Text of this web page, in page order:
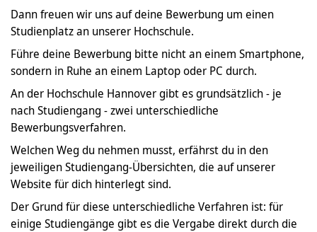
Dann freuen wir uns auf deine Bewerbung um einen
Studienplatz an unserer Hochschule.
Führe deine Bewerbung bitte nicht an einem Smartphone,
sondern in Ruhe an einem Laptop oder PC durch.
An der Hochschule Hannover gibt es grundsätzlich - je
nach Studiengang - zwei unterschiedliche
Bewerbungsverfahren.
Welchen Weg du nehmen musst, erfährst du in den
jeweiligen Studiengang-Übersichten, die auf unserer
Website für dich hinterlegt sind.
Der Grund für diese unterschiedliche Verfahren ist: für
einige Studiengänge gibt es die Vergabe direkt durch die